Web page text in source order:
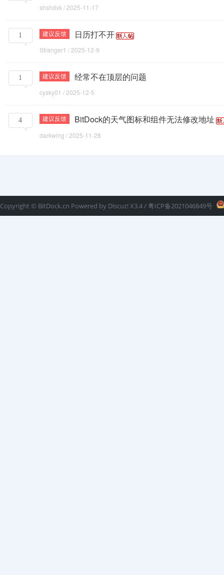
shshdxk / 2025-11-17
1 建议反馈 日历打不开
Stranger1 / 2025-12-9
1 建议反馈 经常不在顶层的问题
cysky01 / 2025-12-5
4 建议反馈 BitDock的天气图标和组件无法修改地址
darkwing / 2025-11-28
Copyright © BitDock.cn Powered by Discuz!X3.4/ 粤ICP备2021046849号